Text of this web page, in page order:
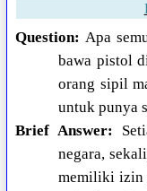
Question: Apa
bawa pistol
orang sipil
untuk punya
Brief Answer:
negara,
memiliki izin